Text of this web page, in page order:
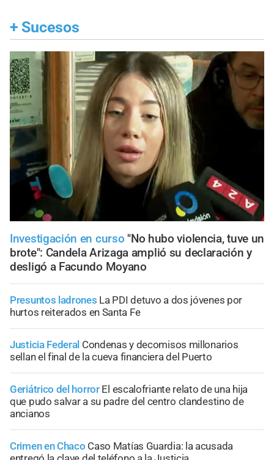
+ Sucesos
Investigación en curso "No hubo violencia, tuve un
brote": Candela Arizaga amplió su declaración y
desligó a Facundo Moyano
Presuntos ladrones La PDI detuvo a dos jóvenes por
hurtos reiterados en Santa Fe
Justicia Federal Condenas y decomisos millonarios
sellan el final de la cueva financiera del Puerto
Geriátrico del horror El escalofriante relato de una hija
que pudo salvar a su padre del centro clandestino de
ancianos
Crimen en Chaco Caso Matías Guardia: la acusada